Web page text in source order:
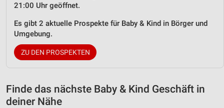
21:00 Uhr geöffnet.
Es gibt 2 aktuelle Prospekte für Baby & Kind in Börger und
Umgebung.
ZU DEN PROSPEKTEN
Finde das nächste Baby & Kind Geschäft in
deiner Nähe